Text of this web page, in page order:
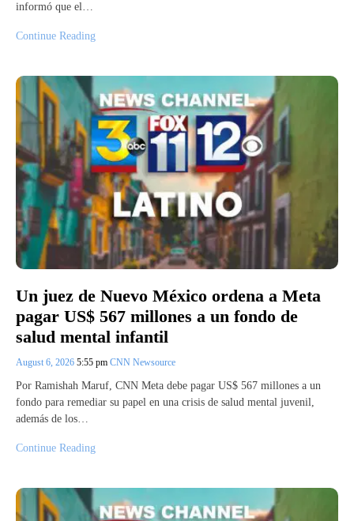
informó que el…
Continue Reading
Un juez de Nuevo México ordena a Meta
pagar US$ 567 millones a un fondo de
salud mental infantil
August 6, 2026 5:55 pm CNN Newsource
Por Ramishah Maruf, CNN Meta debe pagar US$ 567 millones a un
fondo para remediar su papel en una crisis de salud mental juvenil,
además de los…
Continue Reading